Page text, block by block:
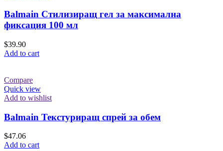
Balmain Стилизиращ гел за максимална
фиксация 100 мл
$39.90
Add to cart
Compare
Quick view
Add to wishlist
Balmain Текстуриращ спрей за обем
$47.06
Add to cart